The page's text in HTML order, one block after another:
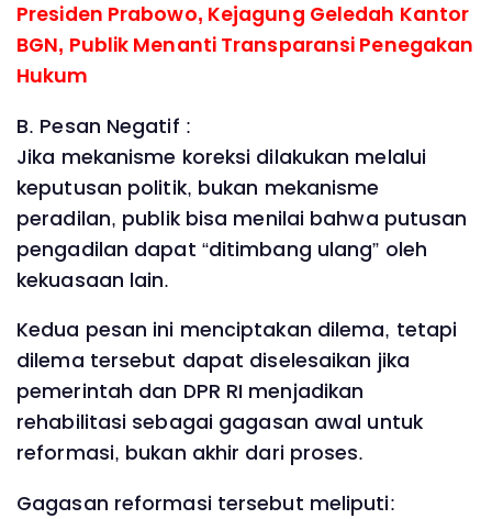
Presiden Prabowo, Kejagung Geledah Kantor
BGN, Publik Menanti Transparansi Penegakan
Hukum
B. Pesan Negatif :
Jika mekanisme koreksi dilakukan melalui
keputusan politik, bukan mekanisme
peradilan, publik bisa menilai bahwa putusan
pengadilan dapat “ditimbang ulang” oleh
kekuasaan lain.
Kedua pesan ini menciptakan dilema, tetapi
dilema tersebut dapat diselesaikan jika
pemerintah dan DPR RI menjadikan
rehabilitasi sebagai gagasan awal untuk
reformasi, bukan akhir dari proses.
Gagasan reformasi tersebut meliputi: